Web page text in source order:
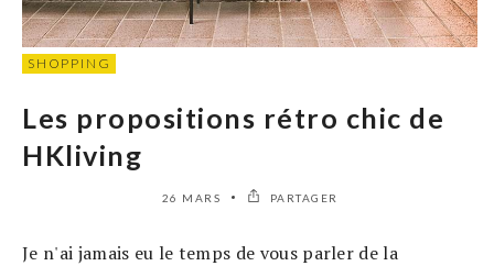
SHOPPING
Les propositions rétro chic de
HKliving
26 MARS PARTAGER
Je n'ai jamais eu le temps de vous parler de la